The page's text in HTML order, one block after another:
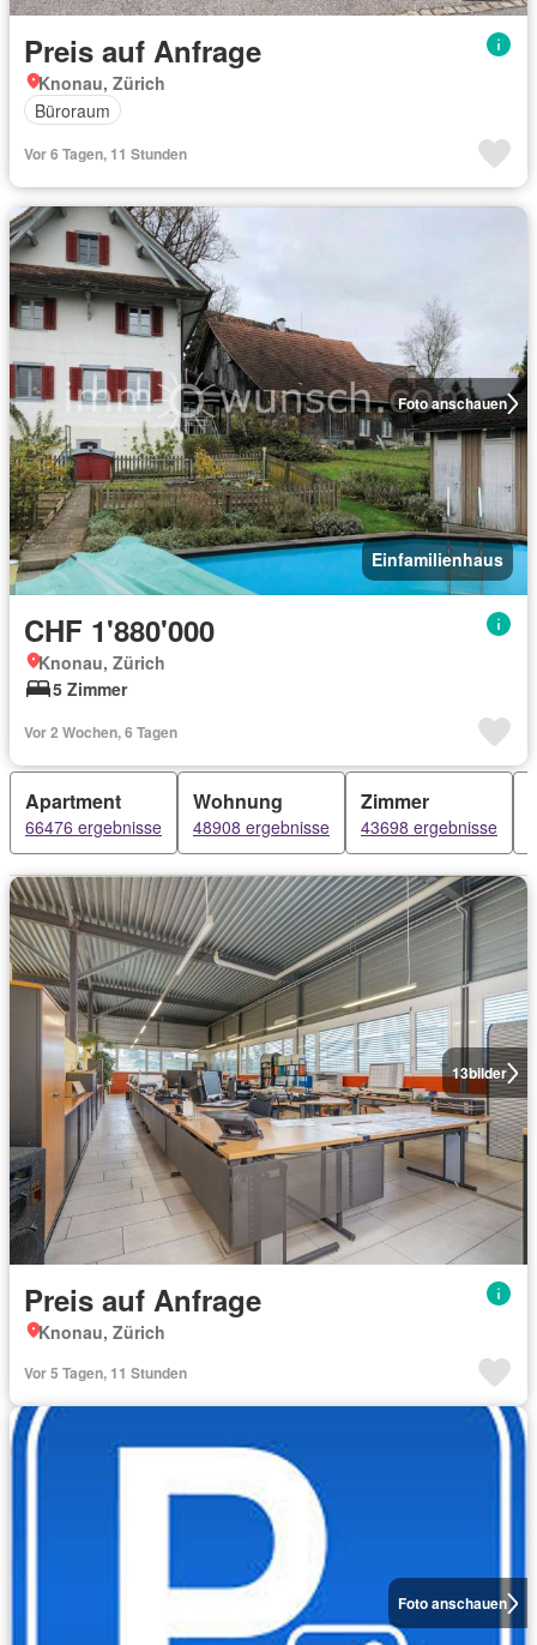
Preis auf Anfrage
Knonau, Zürich
Büroraum
Vor 6 Tagen, 11 Stunden
Foto anschauen
Einfamilienhaus
CHF 1'880'000
Knonau, Zürich
5 Zimmer
Vor 2 Wochen, 6 Tagen
Apartment
66476 ergebnisse
Wohnung
48908 ergebnisse
Zimmer
43698 ergebnisse
13bilder
Preis auf Anfrage
Knonau, Zürich
Vor 5 Tagen, 11 Stunden
Foto anschauen